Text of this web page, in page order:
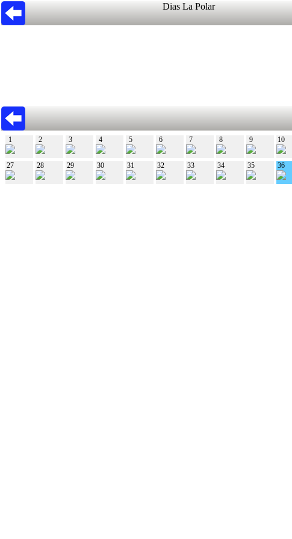
Dias La Polar
1 2 3 4 5 6 7 8 9 10
27 28 29 30 31 32 33 34 35 36